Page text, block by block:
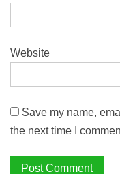
Website
Save my name,
the next time I